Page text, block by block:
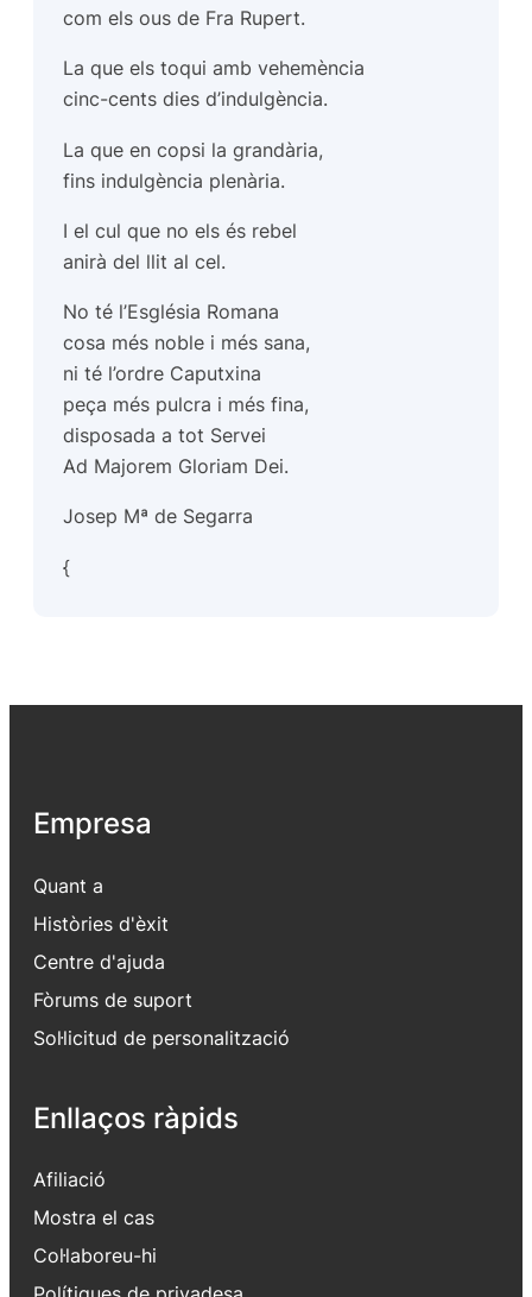
com els ous de Fra Rupert.
La que els toqui amb vehemència
cinc-cents dies d’indulgència.
La que en copsi la grandària,
fins indulgència plenària.
I el cul que no els és rebel
anirà del llit al cel.
No té l’Església Romana
cosa més noble i més sana,
ni té l’ordre Caputxina
peça més pulcra i més fina,
disposada a tot Servei
Ad Majorem Gloriam Dei.
Josep Mª de Segarra
{
Empresa
Quant a
Històries d'èxit
Centre d'ajuda
Fòrums de suport
Sol·licitud de personalització
Enllaços ràpids
Afiliació
Mostra el cas
Col·laboreu-hi